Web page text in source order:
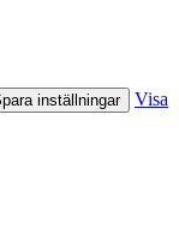
inställningar
Visa